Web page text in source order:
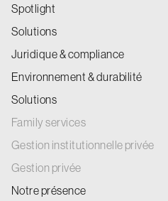
Spotlight
Solutions
Juridique & compliance
Environnement & durabilité
Solutions
Family services
Gestion institutionnelle privée
Gestion privée
Notre présence